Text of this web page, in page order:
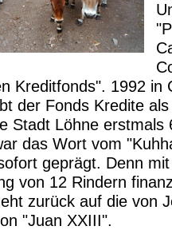
Kreditfonds". 1992 in
der Fonds Kredite
Stadt Löhne erstmals
das Wort vom
geprägt. Denn
von 12 Rindern
zurück auf die von
"Juan XXIII".